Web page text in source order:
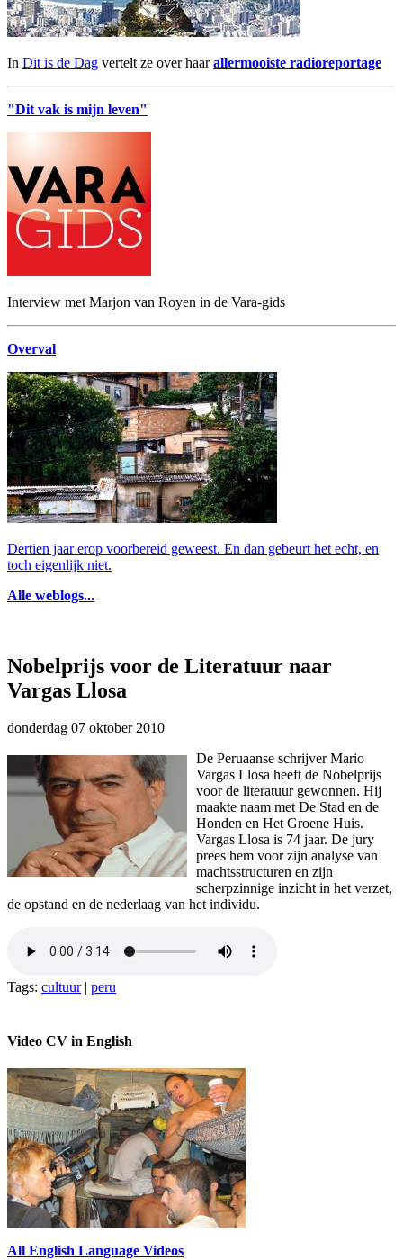
In Dit is de Dag vertelt ze over haarallermooiste radioreportage
"Dit vak is mijn leven"
Interview met Marjon van Royen in de Vara-gids
Overval
Dertien jaar erop voorbereid geweest. En dan gebeurt het echt, en
toch eigenlijk niet.
Alle weblogs...
Nobelprijs voor de Literatuur naar
Vargas Llosa
donderdag 07 oktober 2010
De Peruaanse schrijver Mario
Vargas Llosa heeft de Nobelprijs
voor de literatuur gewonnen. Hij
maakte naam met De Stad en de
Honden en Het Groene Huis.
Vargas Llosa is 74 jaar. De jury
prees hem voor zijn analyse van
machtsstructuren en zijn
scherpzinnige inzicht in het verzet,
de opstand en de nederlaag van het individu.
Tags: cultuur| peru
Video CV in English
All English Language Videos